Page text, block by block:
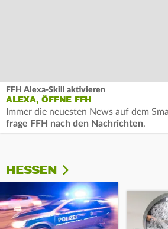
FFH Alexa-Skill aktivieren
ALEXA, ÖFFNE FFH
Immer die neuesten News auf dem
frage FFH nach den Nachrichten.
HESSEN